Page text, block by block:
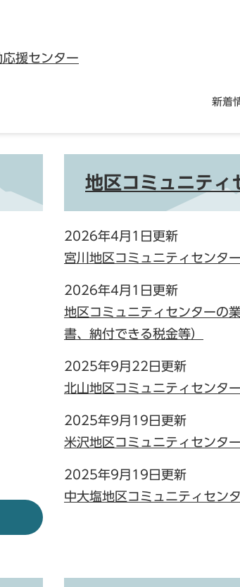
援センター
新着
地区コミュニティ
2026年4月1日更新
宮川地区コミュニティセンター
2026年4月1日更新
地区コミュニティセンターの
書、納付できる税金等）
2025年9月22日更新
北山地区コミュニティセンター
2025年9月19日更新
米沢地区コミュニティセンター
2025年9月19日更新
中大塩地区コミュニティセン